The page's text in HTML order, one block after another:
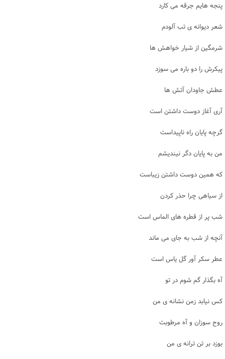
پنجه هایم جرقه می کارد
شعر دیوانه ی تب آلودم
شرمگین از شیار خواهش ها
پیکرش را دو باره می سوزد
عطش جاودان آتش ها
آری آغاز دوست داشتن است
گرچه پایان راه ناپیداست
من به پایان دگر نیندیشم
که همین دوست داشتن زیباست
از سیاهی چرا حذر کردن
شب پر از قطره های الماس است
آنچه از شب به جای می ماند
عطر سکر آور گل یاس است
آه بگذار گم شوم در تو
کس نیابد زمن نشانه ی من
روح سوزان و آه مرطوبت
بوزد بر تن ترانه ی من